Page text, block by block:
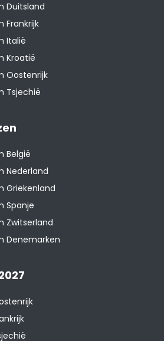
Duitsland
Frankrijk
Italië
Kroatië
Oostenrijk
Tsjechië
België
Nederland
Griekenland
Spanje
Zwitserland
Denemarken